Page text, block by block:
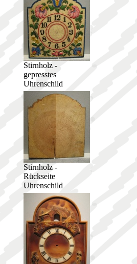
Stirnholz -
gepresstes
Uhrenschild
Stirnholz -
Rückseite
Uhrenschild